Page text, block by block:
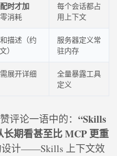
时才加
消耗
每个会话都占
用上下文
描述（约
）
服务器定义常
驻内存
展开详细
全量暴露工具
定义
评论一语中的： “Skills
期看甚至比 MCP 更重
设计——Skills 上下文效